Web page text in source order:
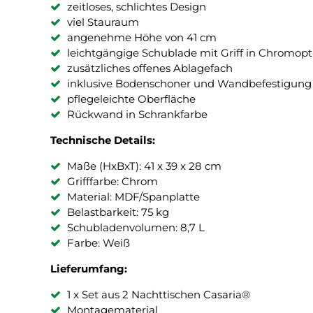
zeitloses, schlichtes Design
viel Stauraum
angenehme Höhe von 41 cm
leichtgängige Schublade mit Griff in
zusätzliches offenes Ablagefach
inklusive Bodenschoner und Wandbefestigung
pflegeleichte Oberfläche
Rückwand in Schrankfarbe
Technische Details:
Maße (HxBxT): 41 x 39 x 28 cm
Grifffarbe: Chrom
Material: MDF/Spanplatte
Belastbarkeit: 75 kg
Schubladenvolumen: 8,7 L
Farbe: Weiß
Lieferumfang:
1 x Set aus 2 Nachttischen Casaria®
Montagematerial